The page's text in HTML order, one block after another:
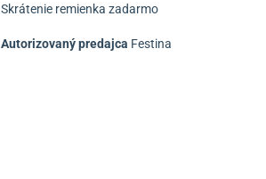
Skrátenie remienka zadarmo
Autorizovaný predajca Festina